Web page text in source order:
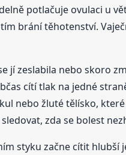
potlačuje ovulaci u
brání těhotenství.
jí zeslabila nebo skoro
cítí tlak na jedné
nebo žluté tělísko,
zda se bolest
styku začne cítit hlubší